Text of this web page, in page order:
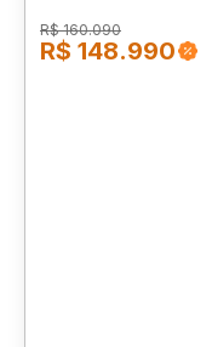
R$ 160.090
R$ 148.990